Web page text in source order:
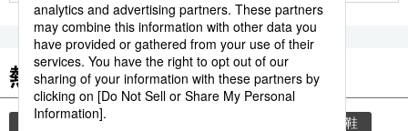
熱門關鍵詞
教育 禮儀 脫鞋